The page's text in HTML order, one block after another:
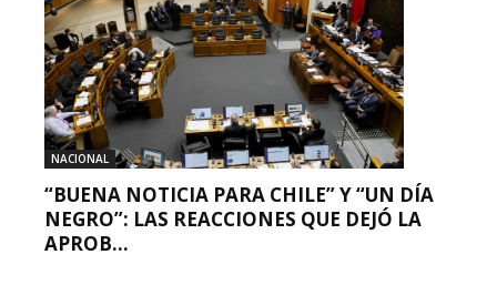
NACIONAL
“BUENA NOTICIA PARA CHILE” Y “UN DÍA
NEGRO”: LAS REACCIONES QUE DEJÓ LA
APROB...